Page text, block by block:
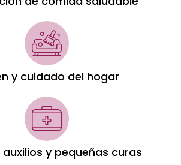
y cuidado del hogar
auxilios y pequeñas curas